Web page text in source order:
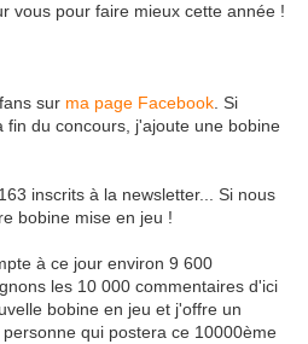
vous pour faire mieux cette année !
sur ma page Facebook . Si
fin du concours, j'ajoute une bobine
inscrits à la newsletter... Si nous
bobine mise en jeu !
à ce jour environ 9 600
les 10 000 commentaires d'ici
bobine en jeu et j'offre un
qui postera ce 10000ème